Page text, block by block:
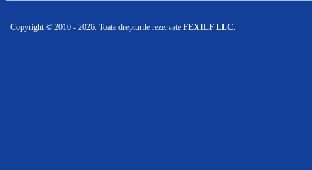
Copyright © 2010 - 2026. Toate drepturile rezervate FEXILF LLC.